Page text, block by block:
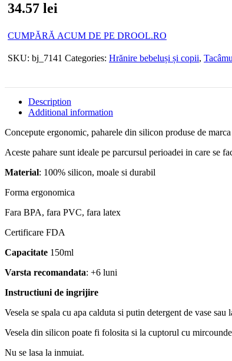
34.57 lei
CUMPĂRĂ ACUM DE PE DROOL.RO
SKU: bj_7141 Categories: Hrănire bebeluși și copii,
Description
Additional information
Concepute ergonomic, paharele din silicon produse de
Aceste pahare sunt ideale pe parcursul perioadei in care se
Material: 100% silicon, moale si durabil
Forma ergonomica
Fara BPA, fara PVC, fara latex
Certificare FDA
Capacitate 150ml
Varsta recomandata: +6 luni
Instructiuni de ingrijire
Vesela se spala cu apa calduta si putin detergent de vase sau
Vesela din silicon poate fi folosita si la cuptorul cu
Nu se lasa la inmuiat.